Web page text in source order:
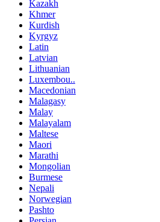
Kazakh
Khmer
Kurdish
Kyrgyz
Latin
Latvian
Lithuanian
Luxembou..
Macedonian
Malagasy
Malay
Malayalam
Maltese
Maori
Marathi
Mongolian
Burmese
Nepali
Norwegian
Pashto